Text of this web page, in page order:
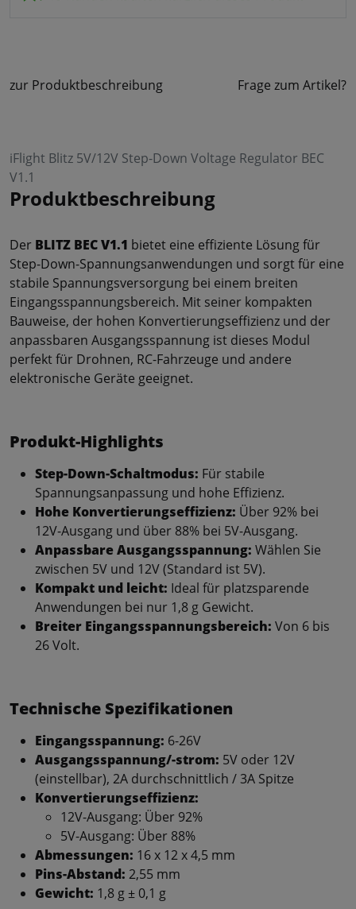
zur Produktbeschreibung Frage zum Artikel?
iFlight Blitz 5V/12V Step-Down Voltage Regulator BEC
V1.1
Produktbeschreibung
Der BLITZ BEC V1.1 bietet eine effiziente Lösung für
Step-Down-Spannungsanwendungen und sorgt für eine
stabile Spannungsversorgung bei einem breiten
Eingangsspannungsbereich. Mit seiner kompakten
Bauweise, der hohen Konvertierungseffizienz und der
anpassbaren Ausgangsspannung ist dieses Modul
perfekt für Drohnen, RC-Fahrzeuge und andere
elektronische Geräte geeignet.
Produkt-Highlights
Step-Down-Schaltmodus: Für stabile
Spannungsanpassung und hohe Effizienz.
Hohe Konvertierungseffizienz: Über 92% bei
12V-Ausgang und über 88% bei 5V-Ausgang.
Anpassbare Ausgangsspannung: Wählen Sie
zwischen 5V und 12V (Standard ist 5V).
Kompakt und leicht: Ideal für platzsparende
Anwendungen bei nur 1,8 g Gewicht.
Breiter Eingangsspannungsbereich: Von 6 bis
26 Volt.
Technische Spezifikationen
Eingangsspannung: 6-26V
Ausgangsspannung/-strom: 5V oder 12V
(einstellbar), 2A durchschnittlich / 3A Spitze
Konvertierungseffizienz:
12V-Ausgang: Über 92%
5V-Ausgang: Über 88%
Abmessungen: 16 x 12 x 4,5 mm
Pins-Abstand: 2,55 mm
Gewicht: 1,8 g ± 0,1 g